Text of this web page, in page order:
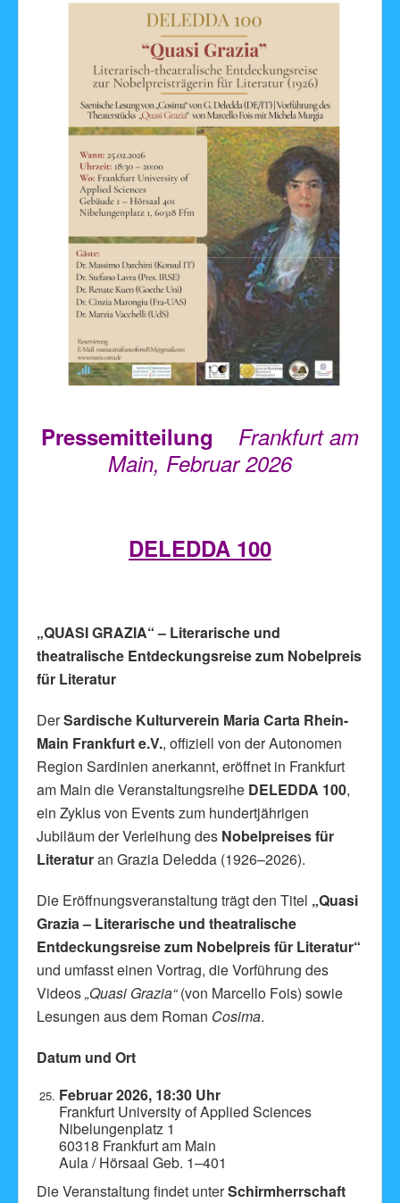
Pressemitteilung
Frankfurt am
Main, Februar 2026
DELEDDA 100
„QUASI GRAZIA“ – Literarische und
theatralische Entdeckungsreise zum Nobelpreis
für Literatur
DerSardische Kulturverein Maria Carta Rhein-
Main Frankfurt e.V., offiziell von der Autonomen
Region Sardinien anerkannt, eröffnet in Frankfurt
am Main die Veranstaltungsreihe DELEDDA 100,
ein Zyklus von Events zum hundertjährigen
Jubiläum der Verleihung des Nobelpreises für
Literaturan Grazia Deledda (1926–2026).
Die Eröffnungsveranstaltung trägt den Titel „Quasi
Grazia – Literarische und theatralische
Entdeckungsreise zum Nobelpreis für Literatur“
und umfasst einen Vortrag, die Vorführung des
Videos„Quasi Grazia“(von Marcello Fois) sowie
Lesungen aus dem Roman Cosima.
Datum und Ort
Februar 2026, 18:30 Uhr
Frankfurt University of Applied Sciences
Nibelungenplatz 1
60318 Frankfurt am Main
Aula / Hörsaal Geb. 1–401
Die Veranstaltung findet unterSchirmherrschaft